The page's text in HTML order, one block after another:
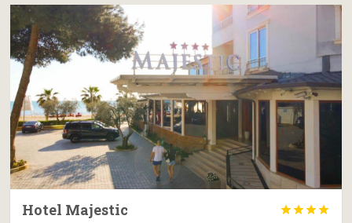
Hotel Majestic 